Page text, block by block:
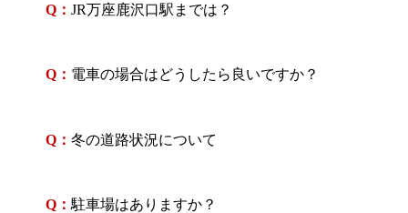
Q： JR万座鹿沢口駅までは？
Q： 電車の場合はどうしたら良いですか？
Q： 冬の道路状況について
Q： 駐車場はありますか？